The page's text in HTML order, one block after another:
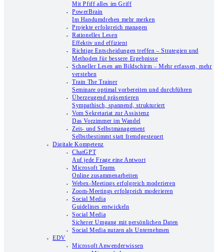
Mit Pfiff alles im Griff
PowerBrain
Im Handumdrehen mehr merken
Projekte erfolgreich managen
Rationelles Lesen
Effektiv und effizient
Richtige Entscheidungen treffen – Strategien und
Methoden für bessere Ergebnisse
Schneller Lesen am Bildschirm – Mehr erfassen, mehr
verstehen
Train The Trainer
Seminare optimal vorbereiten und durchführen
Überzeugend präsentieren
Sympathisch, spannend, strukturiert
Vom Sekretariat zur Assistenz
Das Vorzimmer im Wandel
Zeit- und Selbstmanagement
Selbstbestimmt statt fremdgesteuert
Digitale Kompetenz
ChatGPT
Auf jede Frage eine Antwort
Microsoft Teams
Online zusammenarbeiten
Webex-Meetings erfolgreich moderieren
Zoom-Meetings erfolgreich moderieren
Social Media
Guidelines entwickeln
Social Media
Sicherer Umgang mit persönlichen Daten
Social Media nutzen als Unternehmen
EDV
Microsoft Anwenderwissen